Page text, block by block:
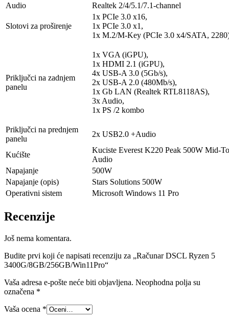
Audio Realtek 2/4/5.1/7.1-channel
Slotovi za proširenje
1x PCIe 3.0 x16,
1x PCIe 3.0 x1,
1x M.2/​M-Key (PCIe 3.0 x4/​SATA,
Priključci na zadnjem
panelu
1x VGA (iGPU),
1x HDMI 2.1 (iGPU),
4x USB-A 3.0 (5Gb/​s),
2x USB-A 2.0 (480Mb/​s),
1x Gb LAN (Realtek RTL8118AS),
3x Audio,
1x PS /​2 kombo
Priključci na prednjem
panelu
2x USB2.0 +Audio
Kućište
Kuciste Everest K220 Peak 500W Mid-
Audio
Napajanje
500W
Napajanje (opis)
Stars Solutions 500W
Operativni sistem
Microsoft Windows 11 Pro
Recenzije
Još nema komentara.
Budite prvi koji će napisati recenziju za „Računar DSCL Ryzen 5
3400G/8GB/256GB/Win11Pro“
Vaša adresa e-pošte neće biti objavljena. Neophodna polja su
označena *
Vaša ocena *